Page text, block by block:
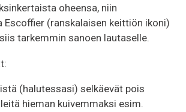
oheensa, niin
Escoffier (ranskalaisen keittiön ikoni)
tarkemmin sanoen lautaselle.
(halutessasi) selkäevät pois
hieman kuivemmaksi esim.